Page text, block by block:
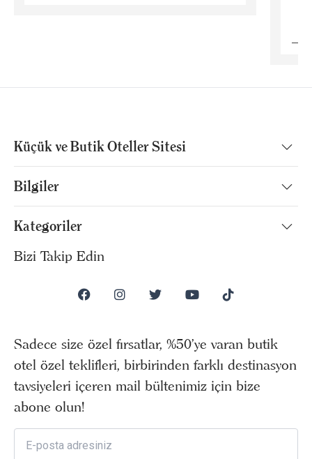
Küçük ve Butik Oteller Sitesi
Bilgiler
Kategoriler
Bizi Takip Edin
Sadece size özel fırsatlar, %50’ye varan butik
otel özel teklifleri, birbirinden farklı destinasyon
tavsiyeleri içeren mail bültenimiz için bize
abone olun!